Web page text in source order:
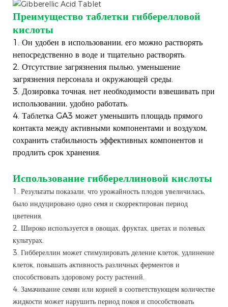
Преимущество таблетки гибберелловой
кислоты
1. Он удобен в использовании, его можно растворять
непосредственно в воде и тщательно растворять.
2. Отсутствие загрязнения пылью, уменьшение
загрязнения персонала и окружающей среды.
3. Дозировка точная, нет необходимости взвешивать при
использовании, удобно работать.
4. Таблетка GA3 может уменьшить площадь прямого
контакта между активными компонентами и воздухом,
сохранить стабильность эффективных компонентов и
продлить срок хранения.
Использование гиббереллиновой кислоты
1. Результаты показали, что урожайность плодов увеличилась,
было индуцировано одно семя и скорректирован период
цветения.
2. Широко используется в овощах, фруктах, цветах и ​​полевых
культурах.
3. Гиббереллин может стимулировать деление клеток, удлинение
клеток, повышать активность различных ферментов и
способствовать здоровому росту растений.
4. Замачивание семян или корней в соответствующем количестве
жидкости может нарушить период покоя и способствовать